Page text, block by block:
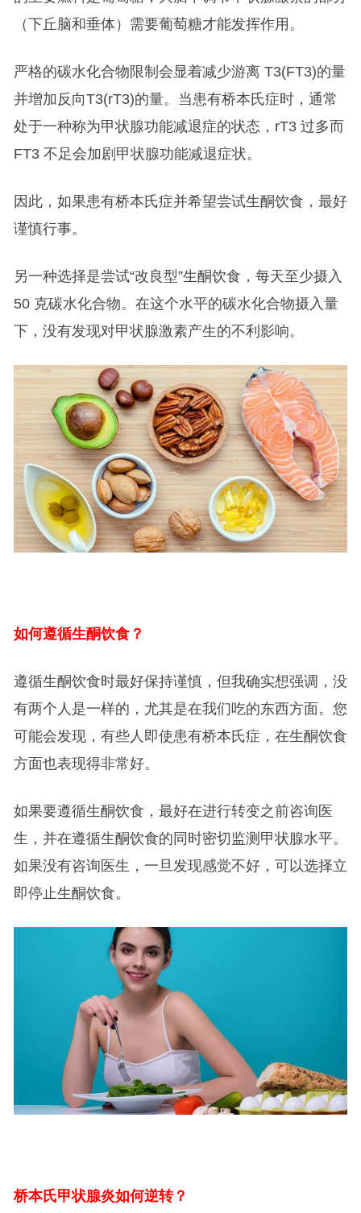
（下丘脑和垂体）需要葡萄糖才能发挥作用。
严格的碳水化合物限制会显着减少游离 T3(FT3)的量
并增加反向T3(rT3)的量。当患有桥本氏症时，通常
处于一种称为甲状腺功能减退症的状态，rT3 过多而
FT3 不足会加剧甲状腺功能减退症状。
因此，如果患有桥本氏症并希望尝试生酮饮食，最好
谨慎行事。
另一种选择是尝试“改良型”生酮饮食，每天至少摄入
50 克碳水化合物。在这个水平的碳水化合物摄入量
下，没有发现对甲状腺激素产生的不利影响。
如何遵循生酮饮食？
遵循生酮饮食时最好保持谨慎，但我确实想强调，没
有两个人是一样的，尤其是在我们吃的东西方面。您
可能会发现，有些人即使患有桥本氏症，在生酮饮食
方面也表现得非常好。
如果要遵循生酮饮食，最好在进行转变之前咨询医
生，并在遵循生酮饮食的同时密切监测甲状腺水平。
如果没有咨询医生，一旦发现感觉不好，可以选择立
即停止生酮饮食。
桥本氏甲状腺炎如何逆转？